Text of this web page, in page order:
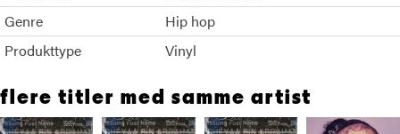
Genre
Hip hop
Produkttype
Vinyl
flere titler med samme artist